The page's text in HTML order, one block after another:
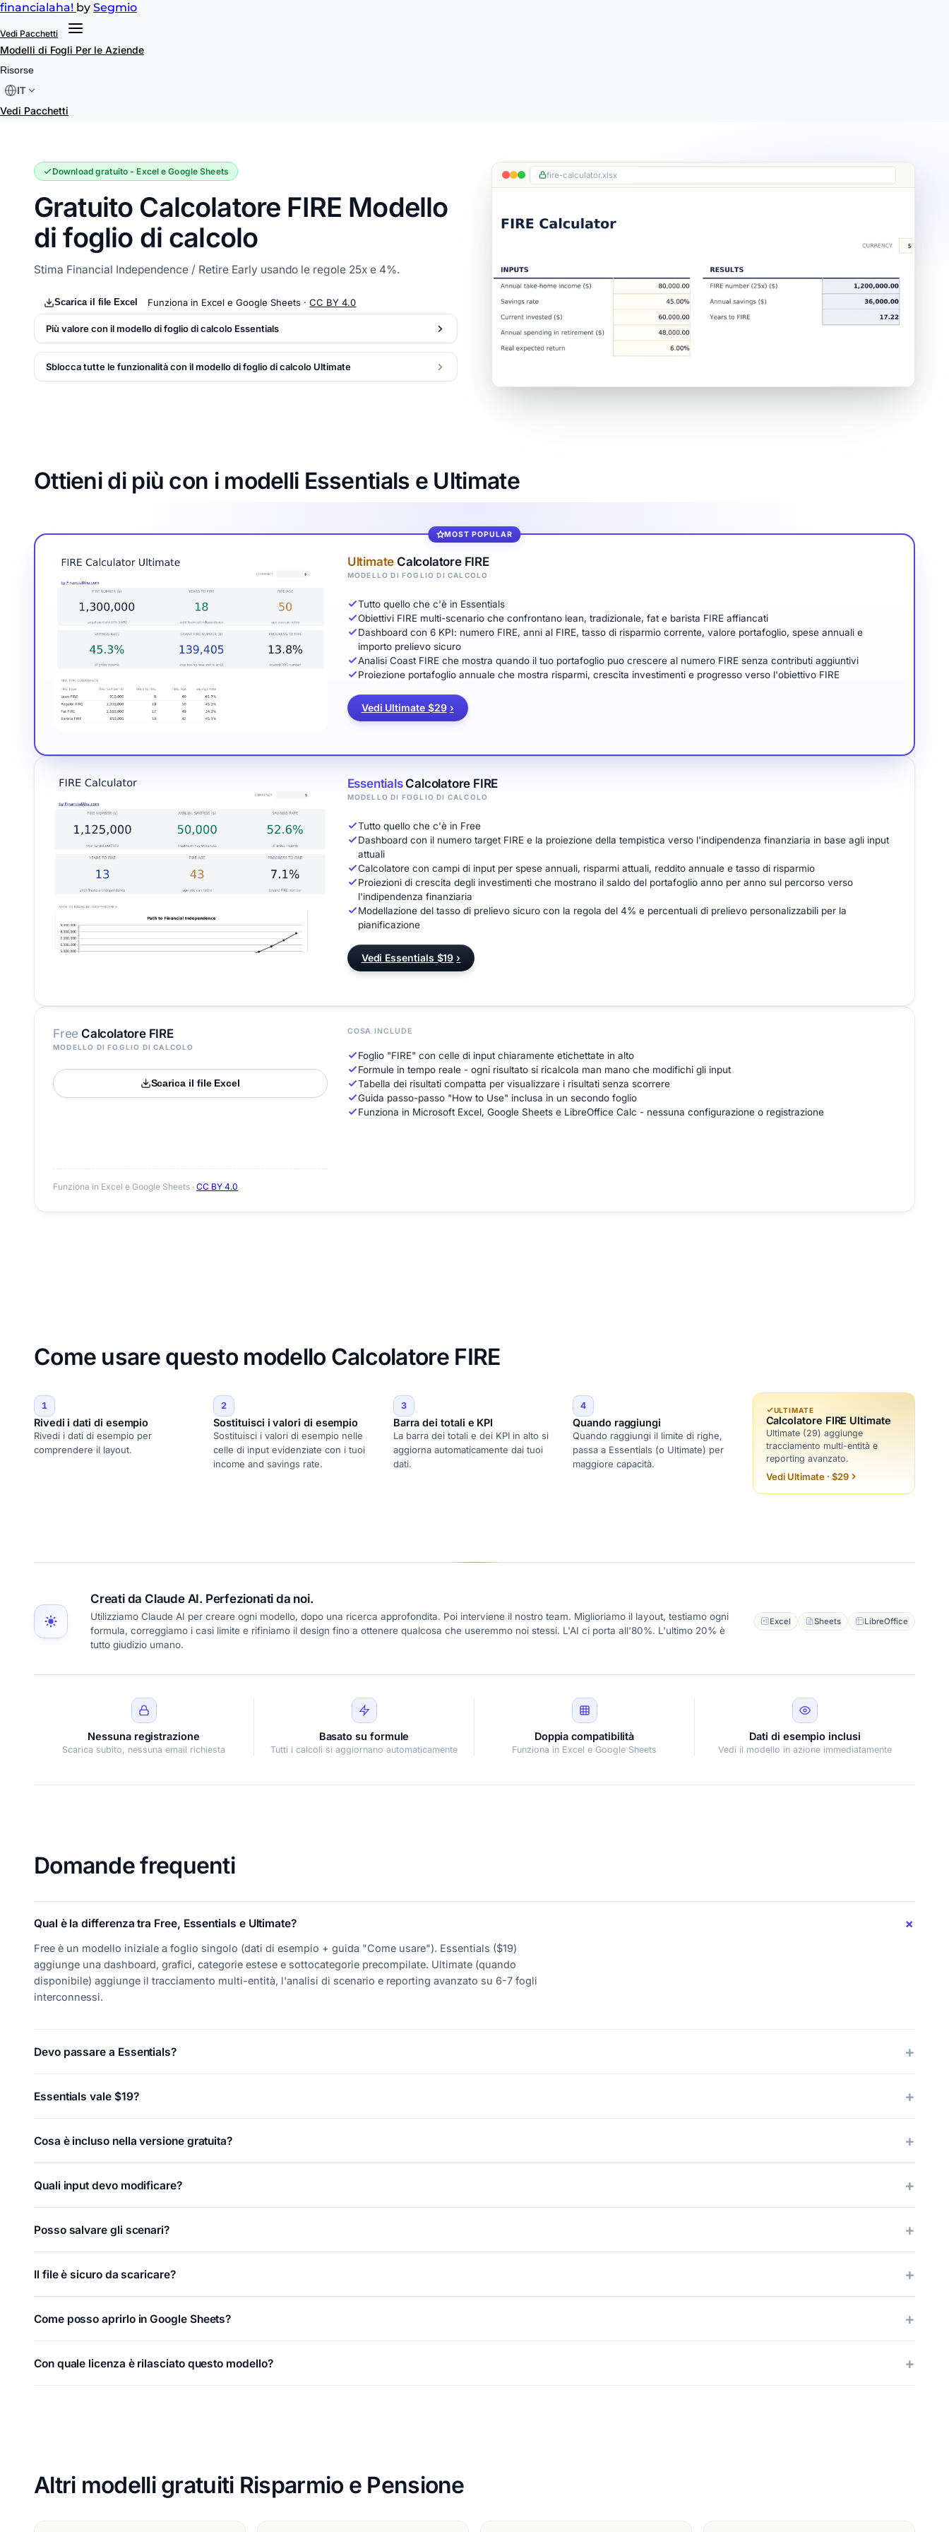
financialaha! by Segmio
Vedi Pacchetti
Modelli di Fogli Per le Aziende
Risorse
IT
Vedi Pacchetti
Calcolatore FIRE
Download gratuito - Excel e Google Sheets
Gratuito Calcolatore FIRE Modello
di foglio di calcolo
Stima Financial Independence / Retire Early usando le regole 25x e 4%.
Scarica il file Excel Funziona in Excel e Google Sheets ·CC BY 4.0
Più valore con il modello di foglio di calcolo Essentials
Sblocca tutte le funzionalità con il modello di foglio di calcolo Ultimate
fire-calculator.xlsx
Ottieni di più con i modelli Essentials e Ultimate
Free Calcolatore FIRE
MODELLO DI FOGLIO DI CALCOLO
Scarica il file Excel
Funziona in Excel e Google Sheets · CC BY 4.0
COSA INCLUDE
Foglio "FIRE" con celle di input chiaramente etichettate in alto
Formule in tempo reale - ogni risultato si ricalcola man mano che modifichi gli input
Tabella dei risultati compatta per visualizzare i risultati senza scorrere
Guida passo-passo "How to Use" inclusa in un secondo foglio
Funziona in Microsoft Excel, Google Sheets e LibreOffice Calc - nessuna configurazione o registrazione
EssentialsCalcolatore FIRE
MODELLO DI FOGLIO DI CALCOLO
Tutto quello che c'è in Free
Dashboard con il numero target FIRE e la proiezione della tempistica verso l'indipendenza finanziaria in base agli input
attuali
Calcolatore con campi di input per spese annuali, risparmi attuali, reddito annuale e tasso di risparmio
Proiezioni di crescita degli investimenti che mostrano il saldo del portafoglio anno per anno sul percorso verso
l'indipendenza finanziaria
Modellazione del tasso di prelievo sicuro con la regola del 4% e percentuali di prelievo personalizzabili per la
pianificazione
Vedi Essentials $19 ›
MOST POPULAR
Ultimate Calcolatore FIRE
MODELLO DI FOGLIO DI CALCOLO
Tutto quello che c'è in Essentials
Obiettivi FIRE multi-scenario che confrontano lean, tradizionale, fat e barista FIRE affiancati
Dashboard con 6 KPI: numero FIRE, anni al FIRE, tasso di risparmio corrente, valore portafoglio, spese annuali e
importo prelievo sicuro
Analisi Coast FIRE che mostra quando il tuo portafoglio puo crescere al numero FIRE senza contributi aggiuntivi
Proiezione portafoglio annuale che mostra risparmi, crescita investimenti e progresso verso l'obiettivo FIRE
Vedi Ultimate $29 ›
Come usare questo modello Calcolatore FIRE
1
Rivedi i dati di esempio
Rivedi i dati di esempio per
comprendere il layout.
2
Sostituisci i valori di esempio
Sostituisci i valori di esempio nelle
celle di input evidenziate con i tuoi
income and savings rate.
3
Barra dei totali e KPI
La barra dei totali e dei KPI in alto si
aggiorna automaticamente dai tuoi
dati.
4
Quando raggiungi
Quando raggiungi il limite di righe,
passa a Essentials (o Ultimate) per
maggiore capacità.
ULTIMATE
Calcolatore FIRE Ultimate
Ultimate (29) aggiunge
tracciamento multi-entità e
reporting avanzato.
Vedi Ultimate · $29
Creati da Claude AI. Perfezionati da noi.
Utilizziamo Claude AI per creare ogni modello, dopo una ricerca approfondita. Poi interviene il nostro team. Miglioriamo il layout, testiamo ogni
formula, correggiamo i casi limite e rifiniamo il design fino a ottenere qualcosa che useremmo noi stessi. L'AI ci porta all'80%. L'ultimo 20% è
tutto giudizio umano.
Excel Sheets LibreOffice
Nessuna registrazione
Scarica subito, nessuna email richiesta
Basato su formule
Tutti i calcoli si aggiornano automaticamente
Doppia compatibilità
Funziona in Excel e Google Sheets
Dati di esempio inclusi
Vedi il modello in azione immediatamente
Domande frequenti
Qual è la differenza tra Free, Essentials e Ultimate?
Free è un modello iniziale a foglio singolo (dati di esempio + guida "Come usare"). Essentials ($19)
aggiunge una dashboard, grafici, categorie estese e sottocategorie precompilate. Ultimate (quando
disponibile) aggiunge il tracciamento multi-entità, l'analisi di scenario e reporting avanzato su 6-7 fogli
interconnessi.
Devo passare a Essentials?
Essentials vale $19?
Cosa è incluso nella versione gratuita?
Quali input devo modificare?
Posso salvare gli scenari?
Il file è sicuro da scaricare?
Come posso aprirlo in Google Sheets?
Con quale licenza è rilasciato questo modello?
Altri modelli gratuiti Risparmio e Pensione